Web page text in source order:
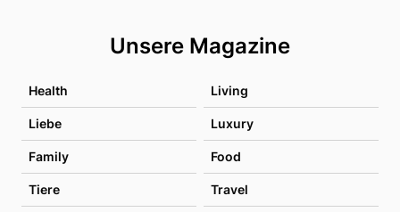
Unsere Magazine
Health Living
Liebe Luxury
Family Food
Tiere Travel